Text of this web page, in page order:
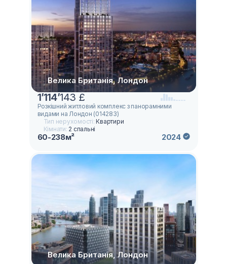
Велика Британія, Лондон
1’114’143 £
Розкішний житловий комплекс з панорамними
видами на Лондон (014283)
Тип нерухомості:Квартири
Кімнати: 2 спальні
60-238м² 2024
Велика Британія, Лондон